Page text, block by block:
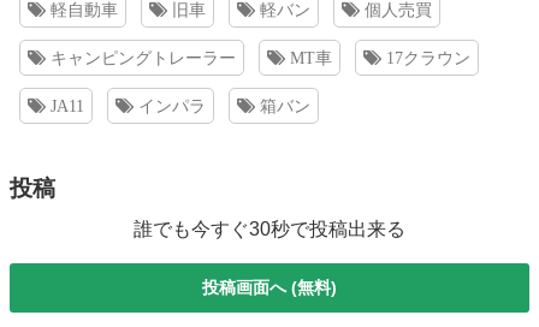
軽自動車 旧車 軽バン 個人売買
キャンピングトレーラー MT車 17クラウン
JA11 インパラ 箱バン
投稿
誰でも今すぐ30秒で投稿出来る
投稿画面へ (無料)